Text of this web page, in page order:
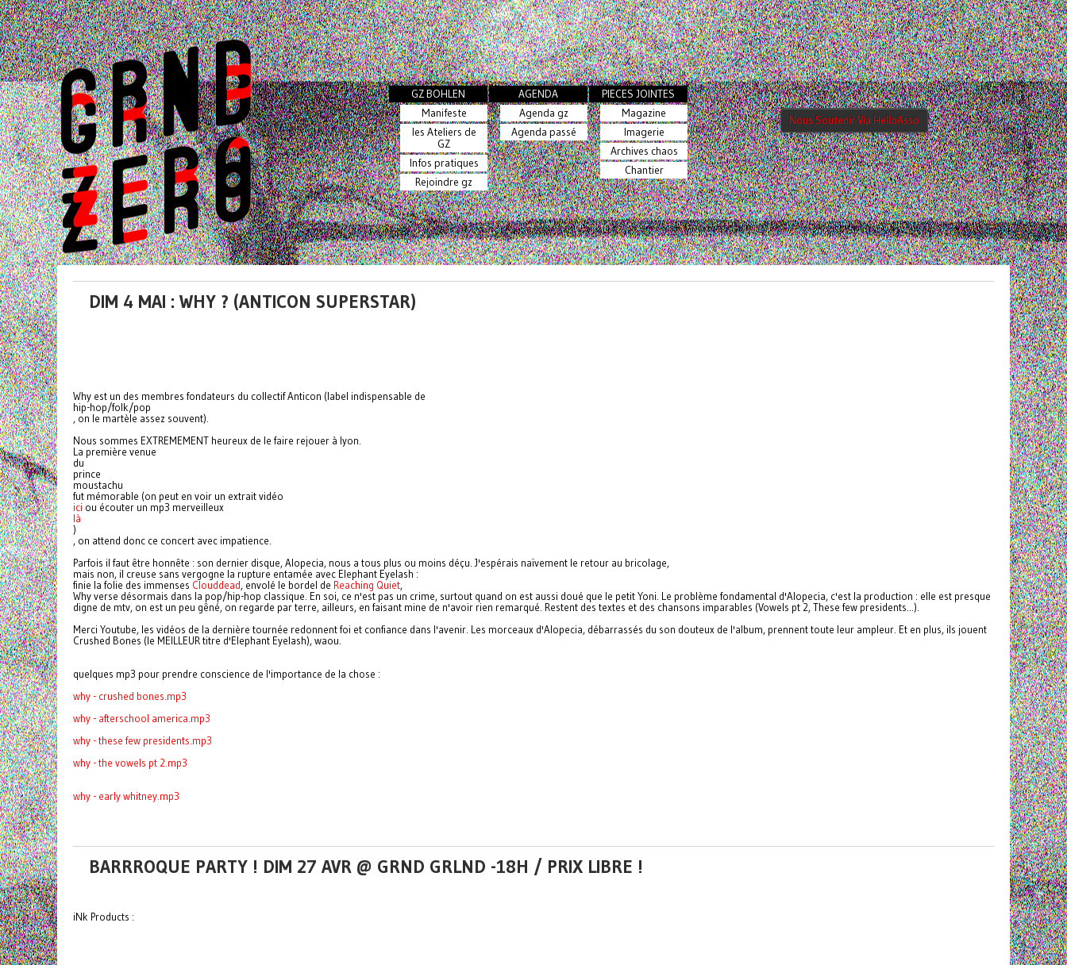
GZ BOHLEN
Manifeste
les Ateliers de
GZ
Infos pratiques
Rejoindre gz
AGENDA
Agenda gz
Agenda passé
PIECES JOINTES
Magazine
Imagerie
Archives chaos
Chantier
Nous Soutenir Via HelloAsso
DIM 4 MAI : WHY ? (ANTICON SUPERSTAR)
Why est un des membres fondateurs du collectif Anticon (label indispensable de
hip-hop/folk/pop
, on le martèle assez souvent).
Nous sommes EXTREMEMENT heureux de le faire rejouer à lyon.
La première venue
du
prince
moustachu
fut mémorable (on peut en voir un extrait vidéo
ici ou écouter un mp3 merveilleux
là
)
, on attend donc ce concert avec impatience.
Parfois il faut être honnête : son dernier disque, Alopecia, nous a tous plus ou moins déçu. J'espérais naïvement le retour au bricolage,
mais non, il creuse sans vergogne la rupture entamée avec Elephant Eyelash :
finie la folie des immenses Clouddead, envolé le bordel de Reaching Quiet,
Why verse désormais dans la pop/hip-hop classique. En soi, ce n'est pas un crime, surtout quand on est aussi doué que le petit Yoni. Le problème fondamental d'Alopecia, c'est la production : elle est presque
digne de mtv, on est un peu gêné, on regarde par terre, ailleurs, en faisant mine de n'avoir rien remarqué. Restent des textes et des chansons imparables (Vowels pt 2, These few presidents...).
Merci Youtube, les vidéos de la dernière tournée redonnent foi et confiance dans l'avenir. Les morceaux d'Alopecia, débarrassés du son douteux de l'album, prennent toute leur ampleur. Et en plus, ils jouent
Crushed Bones (le MEILLEUR titre d'Elephant Eyelash), waou.
quelques mp3 pour prendre conscience de l'importance de la chose :
why - crushed bones.mp3
why - afterschool america.mp3
why - these few presidents.mp3
why - the vowels pt 2.mp3
why - early whitney.mp3
BARRROQUE PARTY ! DIM 27 AVR @ GRND GRLND -18H / PRIX LIBRE !
iNk Products :